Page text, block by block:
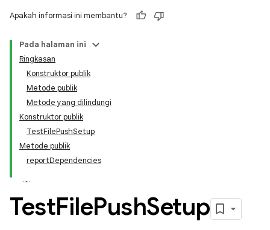
Apakah informasi ini membantu?
Pada halaman ini
Ringkasan
Konstruktor publik
Metode publik
Metode yang dilindungi
Konstruktor publik
TestFilePushSetup
Metode publik
reportDependencies
TestFilePushSetup